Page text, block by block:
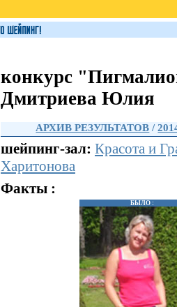
конкурс
Дмитриева Юлия
АРХИВ РЕЗУЛЬТАТОВ /
шейпинг-зал: Красота и
Харитонова
Факты :
БЫЛО :